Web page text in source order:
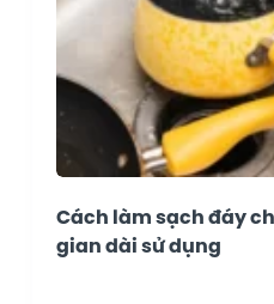
Cách làm sạch đáy
gian dài sử dụng